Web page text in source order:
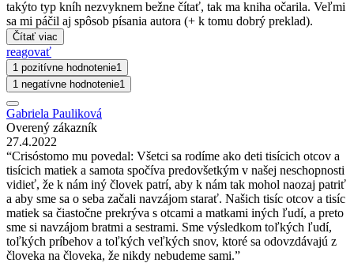
takýto typ kníh nezvyknem bežne čítať, tak ma kniha očarila. Veľmi
sa mi páčil aj spôsob písania autora (+ k tomu dobrý preklad).
Čítať viac
reagovať
1 pozitívne hodnotenie1
1 negatívne hodnotenie1
Gabriela Pauliková
Overený zákazník
27.4.2022
“Crisóstomo mu povedal: Všetci sa rodíme ako deti tisícich otcov a
tisícich matiek a samota spočíva predovšetkým v našej neschopnosti
vidieť, že k nám iný človek patrí, aby k nám tak mohol naozaj patriť
a aby sme sa o seba začali navzájom starať. Našich tisíc otcov a tisíc
matiek sa čiastočne prekrýva s otcami a matkami iných ľudí, a preto
sme si navzájom bratmi a sestrami. Sme výsledkom toľkých ľudí,
toľkých príbehov a toľkých veľkých snov, ktoré sa odovzdávajú z
človeka na človeka, že nikdy nebudeme sami.”